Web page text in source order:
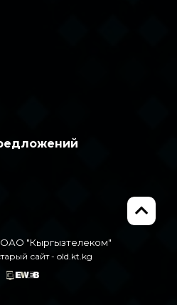
ОАО "Кыргызтелеком"
сайт - old.kt.kg